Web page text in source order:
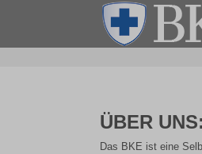
ÜBER
Das BKE ist eine